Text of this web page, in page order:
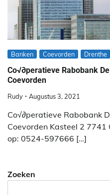
Banken Coevorden Drenthe
Co√∂peratieve Rabobank
Coevorden
Rudy Augustus 3, 2021
Co√∂peratieve Rabobank
Coevorden Kasteel 2 7741
op: 0524-597666 […]
Zoeken